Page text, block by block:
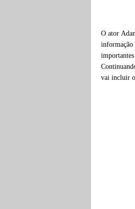
O ator
importantes
vai incluir